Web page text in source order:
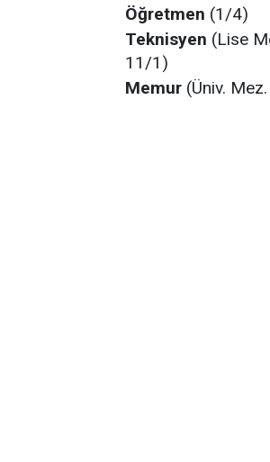
Öğretmen (1/4)
Teknisyen (Lise
11/1)
Memur (Üniv.